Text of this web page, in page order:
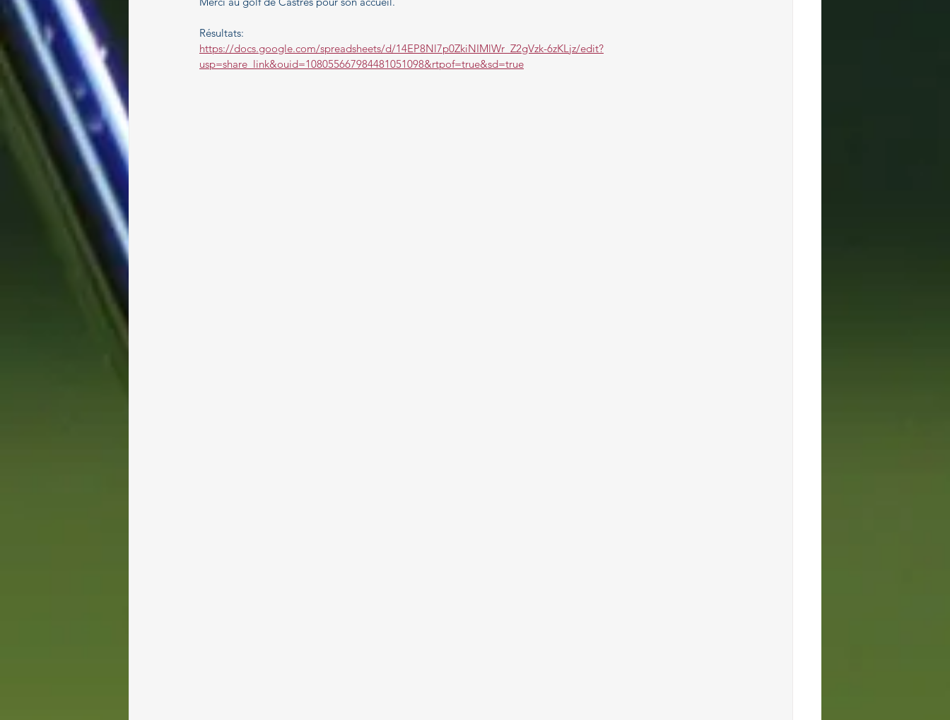
Paragolf
Résultats:
https://docs.google.com/spreadsheets/d/14EP8Nl7p0ZkiNIMlWr_Z2gVzk-6zKLjz/edit?
usp=share_link&ouid=108055667984481051098&rtpof=true&sd=true